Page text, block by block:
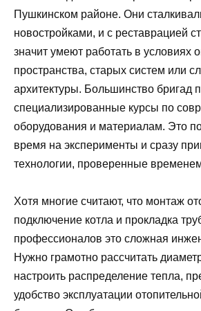
Пушкинском районе. Они
новостройками, и с реставрацией
значит умеют работать в условиях
пространства, старых систем или
архитектуры. Большинство бригад
специализированные курсы по
оборудования и материалам. Это
время на эксперименты и сразу
технологии, проверенные
Хотя многие считают, что монтаж
подключение котла и прокладка
профессионалов это сложная
Нужно грамотно рассчитать
настроить распределение тепла,
удобство эксплуатации